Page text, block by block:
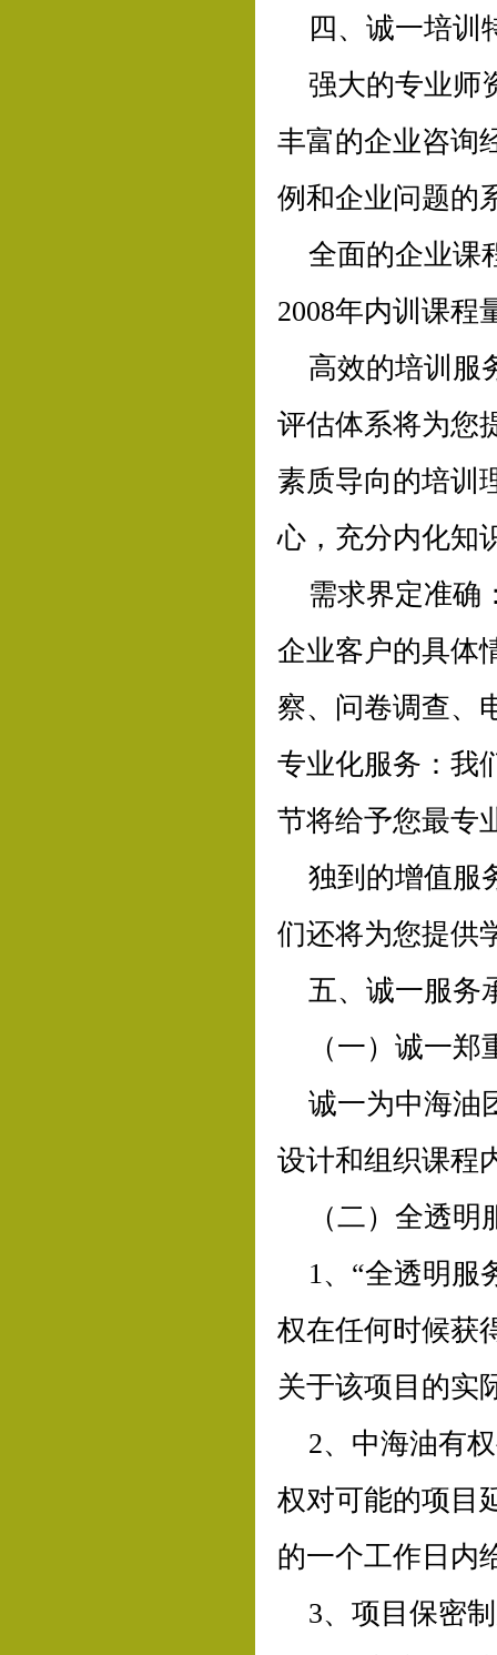
四、诚一培训
强大的专业师
丰富的企业咨询
例和企业问题的
全面的企业课
2008年内训课程
高效的培训服
评估体系将为您
素质导向的培训
心，充分内化知
需求界定准确
企业客户的具体
察、问卷调查、
专业化服务：我
节将给予您最专
独到的增值服
们还将为您提供
五、诚一服务
（一）诚一郑
诚一为中海油
设计和组织课程
（二）全透明
1、“全透明服
权在任何时候获
关于该项目的实
2、中海油有
权对可能的项目
的一个工作日内
3、项目保密